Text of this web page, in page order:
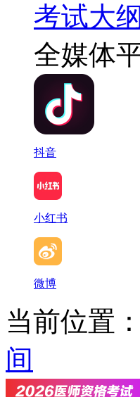
考试大纲
全媒体
抖音
小红书
微博
当前位置：
间